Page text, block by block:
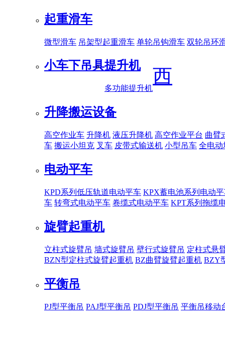
起重滑车
微型滑车 吊架型起重滑车 单轮吊钩滑车 双轮吊环
小车下吊具提升机
多功能提升机
升降搬运设备
高空作业车 升降机 液压升降机 高空作业平台 曲臂
车 搬运小坦克 叉车 皮带式输送机 小型吊车 全电动
电动平车
KPD系列低压轨道电动平车 KPX蓄电池系列电动
车 转弯式电动平车 卷缆式电动平车 KPT系列拖缆
旋臂起重机
立柱式旋臂吊 墙式旋臂吊 壁行式旋臂吊 定柱式悬
BZN型定柱式旋臂起重机 BZ曲臂旋臂起重机 BZY
平衡吊
PJ型平衡吊 PAJ型平衡吊 PDJ型平衡吊 平衡吊移动
西